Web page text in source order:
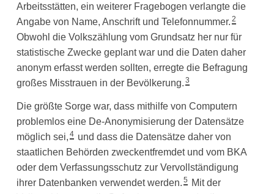
Arbeitsstätten, ein weiterer Fragebogen verlangte die
Angabe von Name, Anschrift und Telefonnummer. 2
Obwohl die Volkszählung vom Grundsatz her nur für
statistische Zwecke geplant war und die Daten daher
anonym erfasst werden sollten, erregte die Befragung
großes Misstrauen in der Bevölkerung. 3
Die größte Sorge war, dass mithilfe von Computern
problemlos eine De-Anonymisierung der Datensätze
möglich sei, 4 und dass die Datensätze daher von
staatlichen Behörden zweckentfremdet und vom BKA
oder dem Verfassungsschutz zur Vervollständigung
ihrer Datenbanken verwendet werden. 5
Mit der